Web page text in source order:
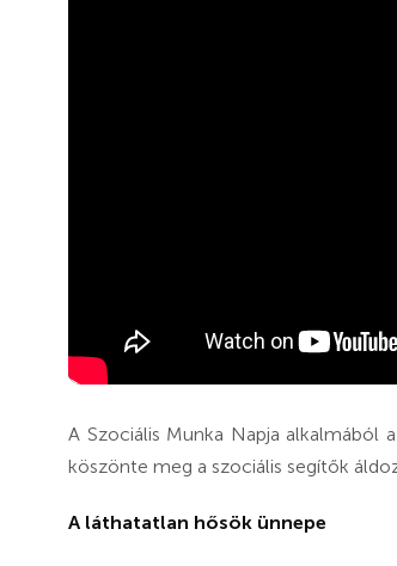
A Szociális Munka Napja alkalmából
köszönte meg a szociális segítők
A láthatatlan hősök ünnepe